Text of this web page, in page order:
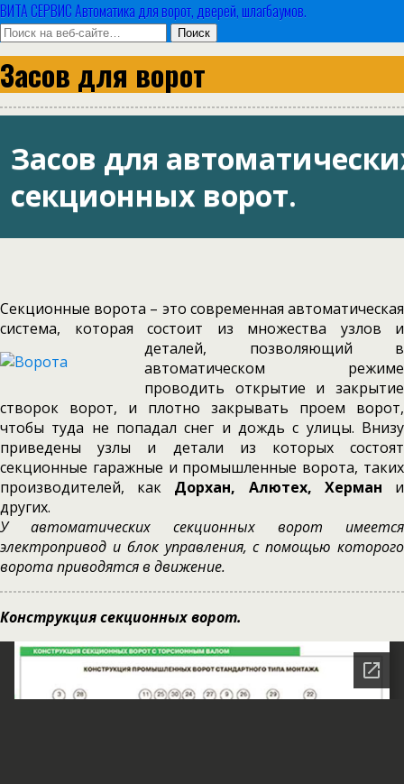
ВИТА СЕРВИС Автоматика для ворот, дверей, шлагбаумов.
Засов для ворот
Засов для
секционных ворот.
Секционные ворота – это современная автоматическая
система, которая состоит из множества узлов и
деталей, позволяющий в
автоматическом режиме
проводить открытие и закрытие
створок ворот, и плотно закрывать проем ворот,
чтобы туда не попадал снег и дождь с улицы. Внизу
приведены узлы и детали из которых состоят
секционные гаражные и промышленные ворота, таких
производителей, как Дорхан, Алютех, Херман и
других.
У автоматических секционных ворот имеется
электропривод и блок управления, с помощью которого
ворота приводятся в движение.
Конструкция секционных ворот.